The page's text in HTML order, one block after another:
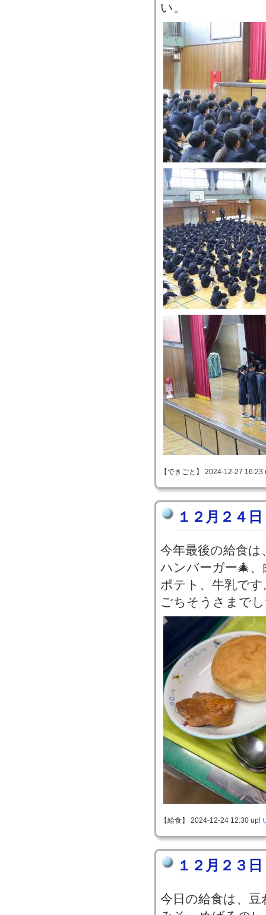
い。
【できごと】 2024-12-27
１２月２４
今年最後の給食
ハンバーガー🎄
ポテト、牛乳です
ごちそうさまで
【給食】 2024-12-24 12:30 up!
１２月２３
今日の給食は、